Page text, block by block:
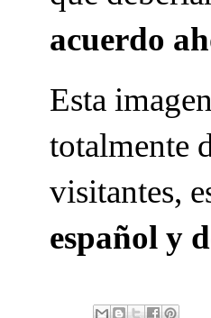
acuerdo
Esta
totalmente
visitantes,
español y